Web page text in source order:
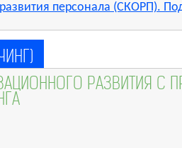
персонала (СКОРП).
РАЗВИТИЯ С